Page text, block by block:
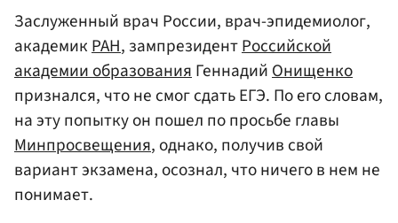
Заслуженный врач России, врач-эпидемиолог,
академикРАН, зампрезидентРоссийской
академии образованияГеннадийОнищенко
признался, что не смог сдать ЕГЭ. По его словам,
на эту попытку он пошел по просьбе главы
Минпросвещения, однако, получив свой
вариант экзамена, осознал, что ничего в нем не
понимает.